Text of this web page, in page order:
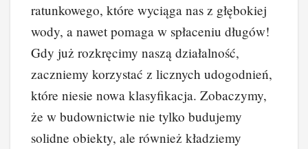
ratunkowego, które wyciąga nas z głębokiej
wody, a nawet pomaga w spłaceniu długów!
Gdy już rozkręcimy naszą działalność,
zaczniemy korzystać z licznych udogodnień,
które niesie nowa klasyfikacja. Zobaczymy,
że w budownictwie nie tylko budujemy
solidne obiekty, ale również kładziemy